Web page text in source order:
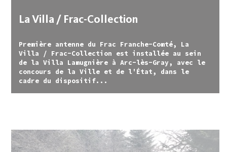
La Villa / Frac-Collection
Première antenne du Frac Franche-Comté, La
Villa / Frac-Collection est installée au sein
de la Villa Lamugnière à Arc-lès-Gray, avec le
concours de la Ville et de l'État, dans le
cadre du dispositif...